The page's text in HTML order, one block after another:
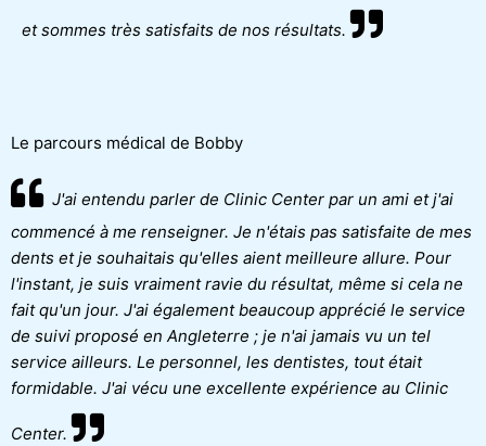
et sommes très satisfaits de nos résultats.
Le parcours médical de Bobby
J'ai entendu parler de Clinic Center par un ami et j'ai
commencé à me renseigner. Je n'étais pas satisfaite de mes
dents et je souhaitais qu'elles aient meilleure allure. Pour
l'instant, je suis vraiment ravie du résultat, même si cela ne
fait qu'un jour. J'ai également beaucoup apprécié le service
de suivi proposé en Angleterre ; je n'ai jamais vu un tel
service ailleurs. Le personnel, les dentistes, tout était
formidable. J'ai vécu une excellente expérience au Clinic
Center.